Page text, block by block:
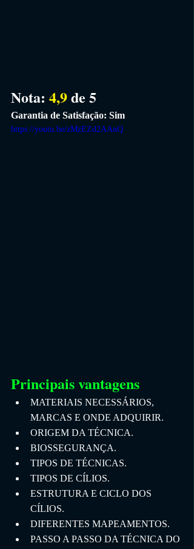
Nota: 4,9 de 5
Garantia de Satisfação: Sim
https://youtu.be/zMzEZd2AAnQ
Principais vantagens
MATERIAIS NECESSÁRIOS,
MARCAS E ONDE ADQUIRIR.
ORIGEM DA TÉCNICA.
BIOSSEGURANÇA.
TIPOS DE TÉCNICAS.
TIPOS DE CÍLIOS.
ESTRUTURA E CICLO DOS
CÍLIOS.
DIFERENTES MAPEAMENTOS.
PASSO A PASSO DA TÉCNICA DO